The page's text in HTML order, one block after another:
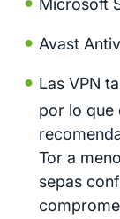
Microsoft
Avast
Las VPN
por lo que
Tor a
sepas